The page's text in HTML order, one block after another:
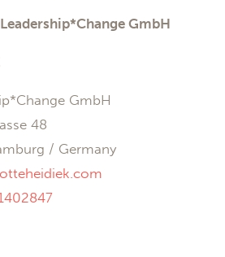
GmbH
GmbH
48
/ Germany